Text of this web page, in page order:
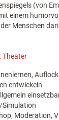
(von
einem
Menschen
Theater
entwickeln
Simulation
Moderation,